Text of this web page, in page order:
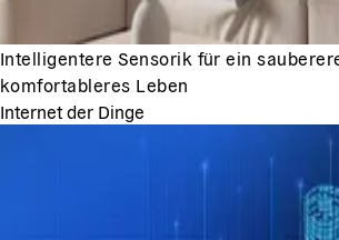
Intelligentere Sensorik für ein
komfortableres Leben
Internet der Dinge